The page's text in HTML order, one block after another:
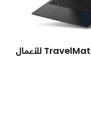
آيسر تكشف عن حاسوب TravelMate P6 14 AI للأعمال